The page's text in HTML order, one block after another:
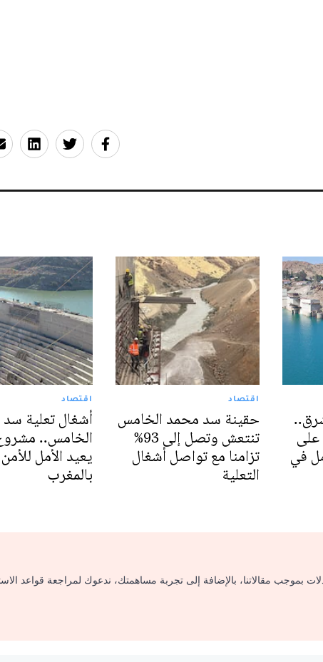
في
اقتصاد
حقينة سد محمد الخامس
تنتعش وتصل إلى 93%
تزامنا مع تواصل أشغال
التعلية
اقتصاد
أشغال تعلية
الخامس..
يعيد الأمل
بالمغرب
بموجب مقالاتنا، بالإضافة إلى تجربة مساهمتك، ندعوك لمراجعة قواعد